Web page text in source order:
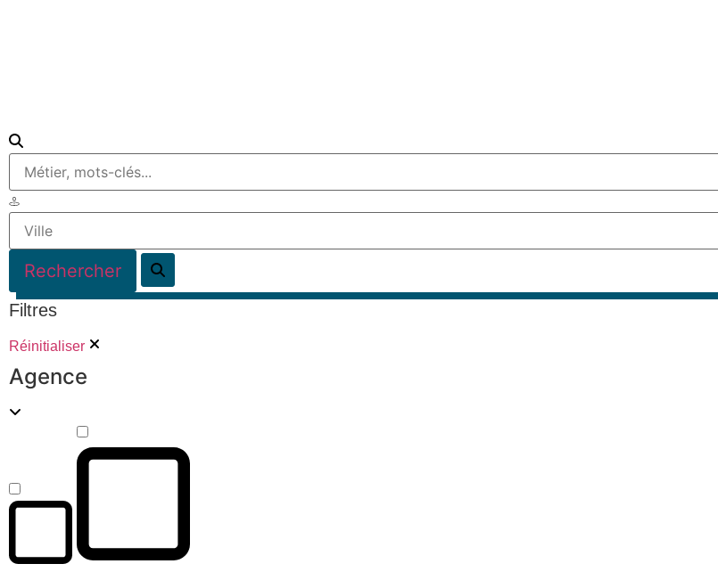
Filtres
Réinitialiser
Agence